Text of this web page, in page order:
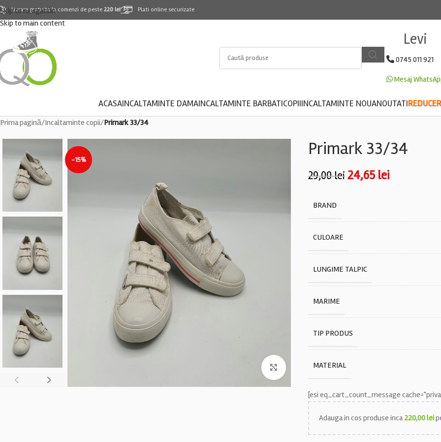
Skip to navigation
Skip to main content
Livrare gratuita la comenzi de peste 220 lei Plati online securizate
Levi
0745 011 921
Mesaj
ACASAINCALTAMINTE DAMAINCALTAMINTE BARBATICOPIIINCALTAMINTE NOUANOUTATI
Prima pagină/Incaltaminte copii/Primark 33/34
-15%
Faceți click pentru a mări
Primark 33/34
29,00lei24,65 lei
BRAND
CULOARE
LUNGIME TALPIC
MARIME
TIP PRODUS
MATERIAL
[esi eq_cart_count_message
Adauga in cos produse inca220,00lei